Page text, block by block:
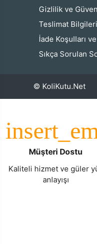
Gizlilik ve
Teslimat Bilgileri
İade Koşulları
Sıkça Sorulan
© KoliKutu.Net
Müşteri Dostu
Kaliteli hizmet ve güler
anlayışı